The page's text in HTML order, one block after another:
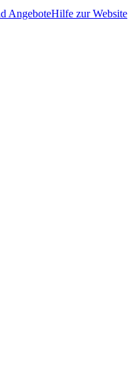
AngeboteHilfe zur Website